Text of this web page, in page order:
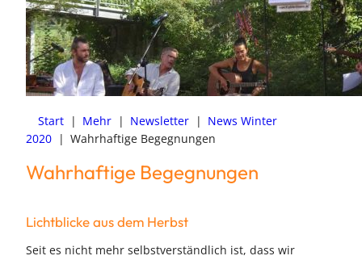
Start | Mehr | Newsletter | News Winter
2020 | Wahrhaftige Begegnungen
Wahrhaftige Begegnungen
Lichtblicke aus dem Herbst
Seit es nicht mehr selbstverständlich ist, dass wir